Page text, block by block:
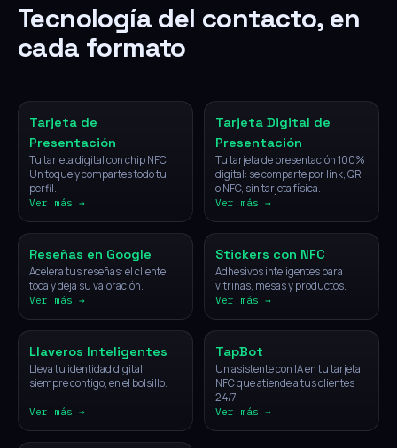
Tecnología del contacto, en
cada formato
Tarjeta de
Presentación
Tu tarjeta digital con chip NFC.
Un toque y compartes todo tu
perfil.
Ver más →
Tarjeta Digital de
Presentación
Tu tarjeta de presentación 100%
digital: se comparte por link, QR
o NFC, sin tarjeta física.
Ver más →
NFC
Reseñas en Google
Acelera tus reseñas: el cliente
toca y deja su valoración.
Ver más →
NFC
Stickers con NFC
Adhesivos inteligentes para
vitrinas, mesas y productos.
Ver más →
NFC
Llaveros Inteligentes
Lleva tu identidad digital
siempre contigo, en el bolsillo.
Ver más →
IA
TapBot
Un asistente con IA en tu tarjeta
NFC que atiende a tus clientes
24/7.
Ver más →
Vehículos